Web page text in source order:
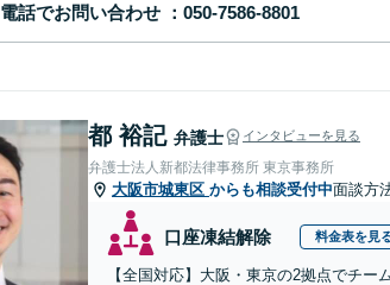
電話でお問い合わせ
都 裕記 弁護士 インタビューを見る
弁護士法人新都法律事務所 東京事務所
大阪市城東区 からも相談受付中面談方
口座凍結解除 料金表を見
【全国対応】大阪・東京の2拠点でチ